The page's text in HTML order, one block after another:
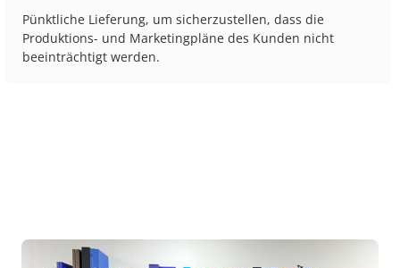
Pünktliche Lieferung, um sicherzustellen, dass die
Produktions- und Marketingpläne des Kunden nicht
beeinträchtigt werden.